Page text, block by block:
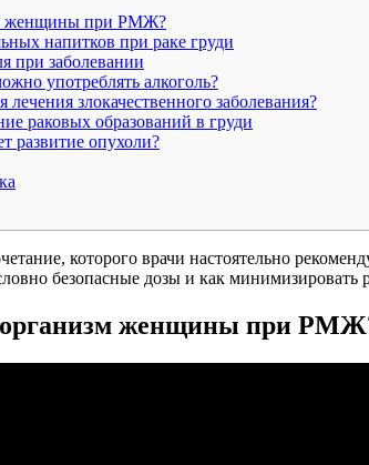
женщины при РМЖ?
напитков при раке груди
при заболевании
употреблять алкоголь?
злокачественного заболевания?
раковых образований в груди
развитие опухоли?
которого врачи настоятельно
безопасные дозы и как минимизировать
организм женщины при